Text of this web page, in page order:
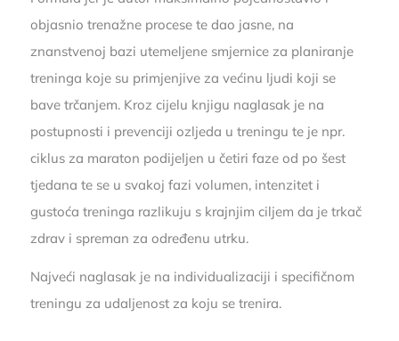
objasnio trenažne procese te dao jasne, na
znanstvenoj bazi utemeljene smjernice za planiranje
treninga koje su primjenjive za većinu ljudi koji se
bave trčanjem. Kroz cijelu knjigu naglasak je na
postupnosti i prevenciji ozljeda u treningu te je npr.
ciklus za maraton podijeljen u četiri faze od po šest
tjedana te se u svakoj fazi volumen, intenzitet i
gustoća treninga razlikuju s krajnjim ciljem da je trkač
zdrav i spreman za određenu utrku.
Najveći naglasak je na individualizaciji i specifičnom
treningu za udaljenost za koju se trenira.